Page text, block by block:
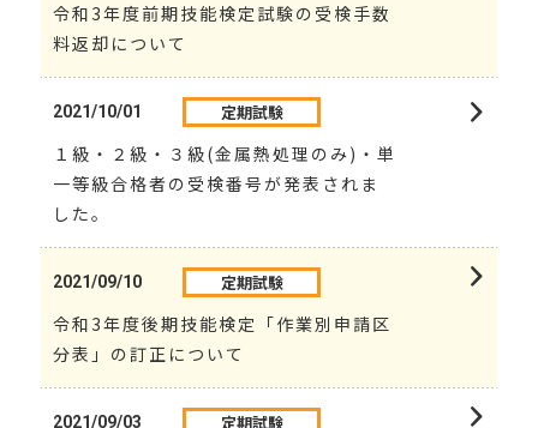
令和3年度前期技能検定試験の受検手数
料返却について
2021/10/01 定期試験
１級・２級・３級(金属熱処理のみ)・単
一等級合格者の受検番号が発表されま
した。
2021/09/10 定期試験
令和3年度後期技能検定「作業別申請区
分表」の訂正について
2021/09/03 定期試験